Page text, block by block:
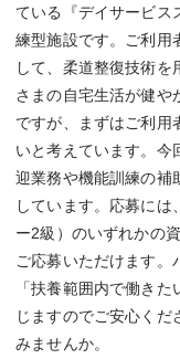
ている『デイサービス
練型施設です。ご利用
して、柔道整復技術
さまの自宅生活が健や
ですが、まずはご利用
いと考えています。今
迎業務や機能訓練の補
しています。応募に
ー2級）のいずれかの
ご応募いただけます。
「扶養範囲内で働き
じますのでご安心く
みませんか。